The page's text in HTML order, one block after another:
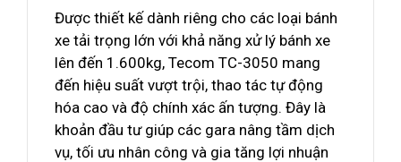
Được thiết kế dành riêng cho các loại bánh
xe tải trọng lớn với khả năng xử lý bánh xe
lên đến 1.600kg, Tecom TC-3050 mang
đến hiệu suất vượt trội, thao tác tự động
hóa cao và độ chính xác ấn tượng. Đây là
khoản đầu tư giúp các gara nâng tầm dịch
vụ, tối ưu nhân công và gia tăng lợi nhuận